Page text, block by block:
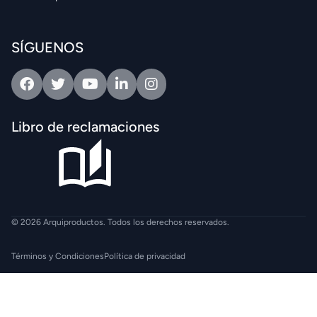
SÍGUENOS
FacebookTwitterYoutubeLinkedinIntagram
Libro de reclamaciones
© 2026 Arquiproductos. Todos los derechos reservados.
Términos y CondicionesPolítica de privacidad